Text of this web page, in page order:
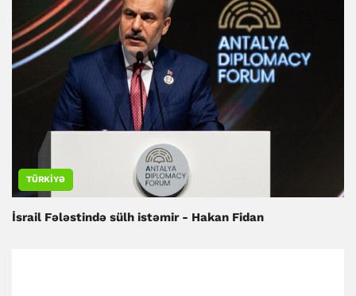
TÜRKIYƏ
İsrail Fələstində sülh istəmir - Hakan Fidan